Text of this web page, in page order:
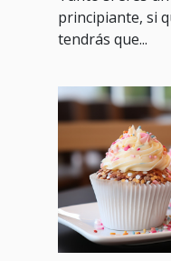
principiante, si
tendrás que...